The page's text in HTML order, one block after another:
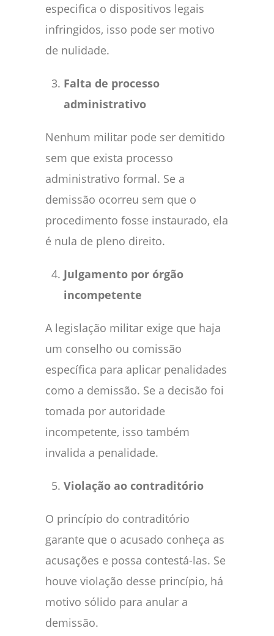
especifica o dispositivos legais
infringidos, isso pode ser motivo
de nulidade.
Falta de processo
administrativo
Nenhum militar pode ser demitido
sem que exista processo
administrativo formal. Se a
demissão ocorreu sem que o
procedimento fosse instaurado, ela
é nula de pleno direito.
Julgamento por órgão
incompetente
A legislação militar exige que haja
um conselho ou comissão
específica para aplicar penalidades
como a demissão. Se a decisão foi
tomada por autoridade
incompetente, isso também
invalida a penalidade.
Violação ao contraditório
O princípio do contraditório
garante que o acusado conheça as
acusações e possa contestá-las. Se
houve violação desse princípio, há
motivo sólido para anular a
demissão.